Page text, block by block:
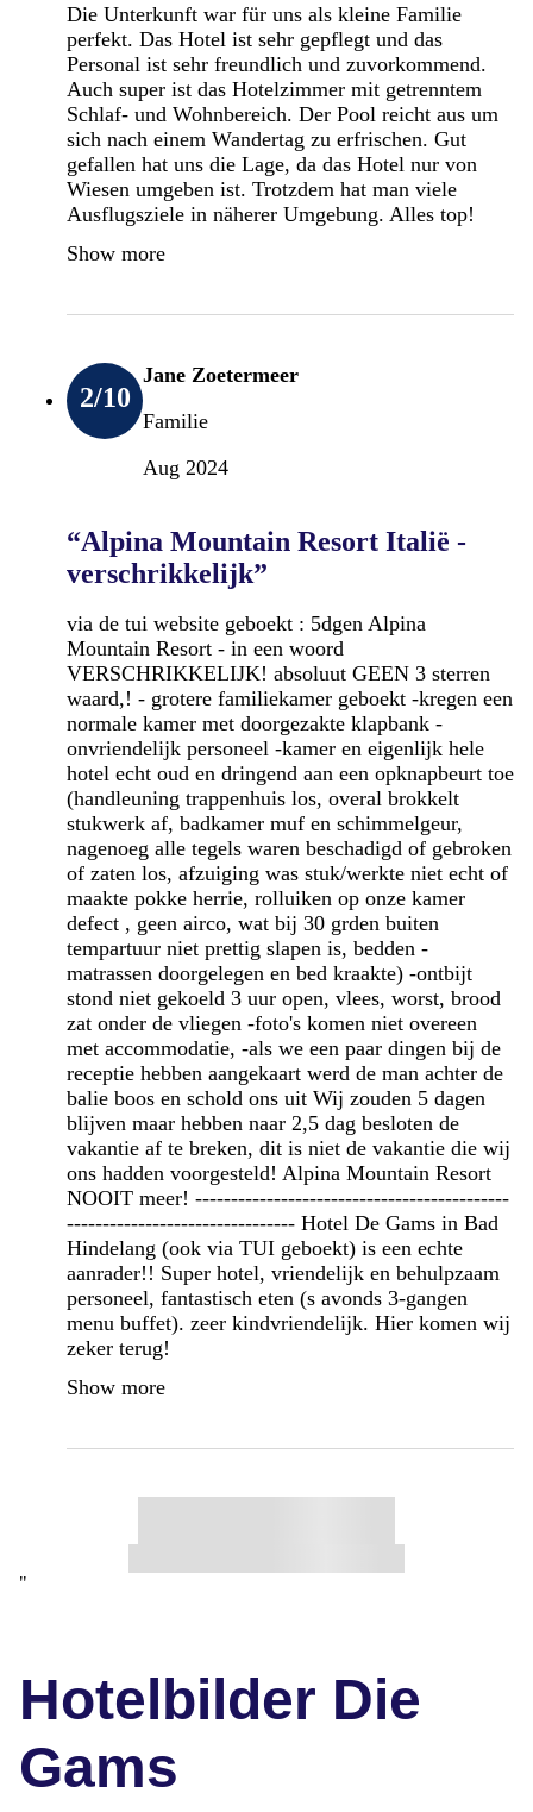
Die Unterkunft war für uns als kleine Familie
perfekt. Das Hotel ist sehr gepflegt und das
Personal ist sehr freundlich und zuvorkommend.
Auch super ist das Hotelzimmer mit getrenntem
Schlaf- und Wohnbereich. Der Pool reicht aus um
sich nach einem Wandertag zu erfrischen. Gut
gefallen hat uns die Lage, da das Hotel nur von
Wiesen umgeben ist. Trotzdem hat man viele
Ausflugsziele in näherer Umgebung. Alles top!
Show more
2/10
Jane Zoetermeer
Familie
Aug 2024
“Alpina Mountain Resort Italië -
verschrikkelijk”
via de tui website geboekt : 5dgen Alpina
Mountain Resort - in een woord
VERSCHRIKKELIJK! absoluut GEEN 3 sterren
waard,! - grotere familiekamer geboekt -kregen een
normale kamer met doorgezakte klapbank -
onvriendelijk personeel -kamer en eigenlijk hele
hotel echt oud en dringend aan een opknapbeurt toe
(handleuning trappenhuis los, overal brokkelt
stukwerk af, badkamer muf en schimmelgeur,
nagenoeg alle tegels waren beschadigd of gebroken
of zaten los, afzuiging was stuk/werkte niet echt of
maakte pokke herrie, rolluiken op onze kamer
defect , geen airco, wat bij 30 grden buiten
tempartuur niet prettig slapen is, bedden -
matrassen doorgelegen en bed kraakte) -ontbijt
stond niet gekoeld 3 uur open, vlees, worst, brood
zat onder de vliegen -foto's komen niet overeen
met accommodatie, -als we een paar dingen bij de
receptie hebben aangekaart werd de man achter de
balie boos en schold ons uit Wij zouden 5 dagen
blijven maar hebben naar 2,5 dag besloten de
vakantie af te breken, dit is niet de vakantie die wij
ons hadden voorgesteld! Alpina Mountain Resort
NOOIT meer! --------------------------------------------
-------------------------------- Hotel De Gams in Bad
Hindelang (ook via TUI geboekt) is een echte
aanrader!! Super hotel, vriendelijk en behulpzaam
personeel, fantastisch eten (s avonds 3-gangen
menu buffet). zeer kindvriendelijk. Hier komen wij
zeker terug!
Show more
"
Hotelbilder Die
Gams